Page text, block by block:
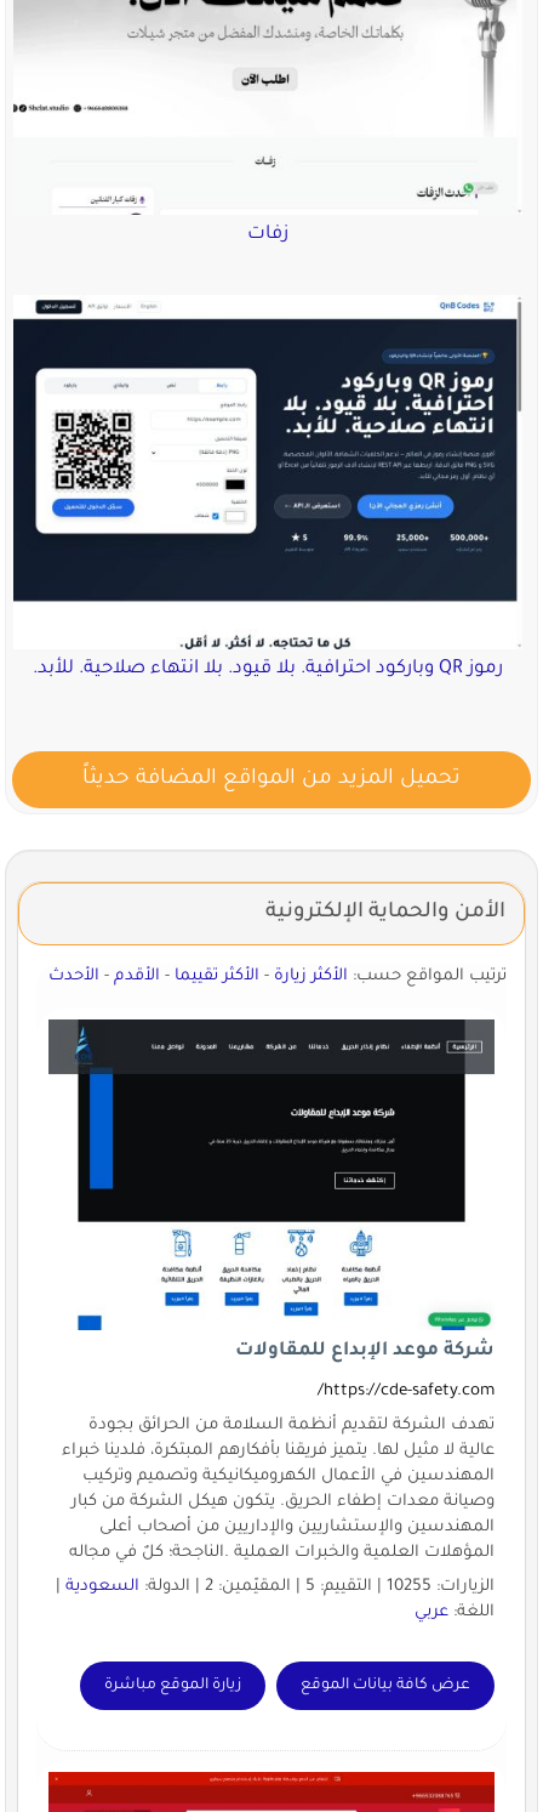
زفات
رموز QR وباركود احترافية. بلا قيود. بلا انتهاء صلاحية. للأبد.
تحميل المزيد من المواقع المضافة حديثاً
الأمن والحماية الإلكترونية
ترتيب المواقع حسب: الأكثر زيارة-الأكثر تقييما-الأقدم-الأحدث
شركة موعد الإبداع للمقاولات
https://cde-safety.com/
تهدف الشركة لتقديم أنظمة السلامة من الحرائق بجودة
عالية لا مثيل لها. يتميز فريقنا بأفكارهم المبتكرة، فلدينا خبراء
المهندسين في الأعمال الكهروميكانيكية وتصميم وتركيب
وصيانة معدات إطفاء الحريق. يتكون هيكل الشركة من كبار
المهندسين والإستشاريين والإداريين من أصحاب أعلى
المؤهلات العلمية والخبرات العملية .الناجحة؛ كلٌ في مجاله
الزيارات: 10255 | التقييم: 5 | المقيّمين: 2 | الدولة:
السعودية|
اللغة: عربي
عرض كافة بيانات الموقع زيارة الموقع مباشرة